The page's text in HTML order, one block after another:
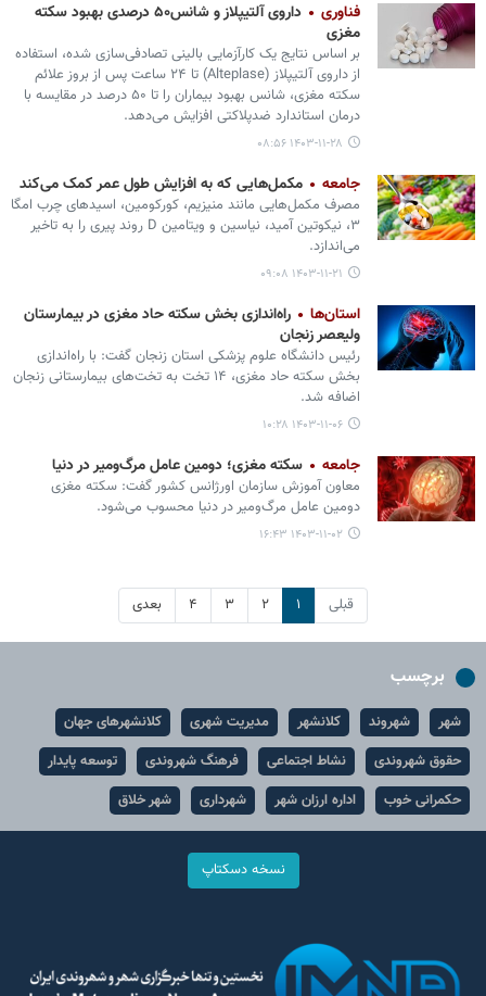
فناوری
داروی آلتیپلاز و شانس۵۰ درصدی بهبود سکته
مغزی
بر اساس نتایج یک کارآزمایی بالینی تصادفی‌سازی شده، استفاده
از داروی آلتیپلاز (Alteplase) تا ۲۴ ساعت پس از بروز علائم
سکته مغزی، شانس بهبود بیماران را تا ۵۰ درصد در مقایسه با
درمان استاندارد ضدپلاکتی افزایش می‌دهد.
۱۴۰۳-۱۱-۲۸ ۰۸:۵۶
جامعه مکمل‌هایی که به افزایش طول عمر کمک می‌کند
مصرف مکمل‌هایی مانند منیزیم، کورکومین، اسیدهای چرب امگا
۳، نیکوتین آمید، نیاسین و ویتامین D روند پیری را به تاخیر
می‌اندازد.
۱۴۰۳-۱۱-۲۱ ۰۹:۰۸
استان‌ها
راه‌اندازی بخش سکته حاد مغزی در بیمارستان
ولیعصر زنجان
رئیس دانشگاه علوم پزشکی استان زنجان گفت: با راه‌اندازی
بخش سکته حاد مغزی، ۱۴ تخت به تخت‌های بیمارستانی زنجان
اضافه شد.
۱۴۰۳-۱۱-۰۶ ۱۰:۲۸
جامعه سکته مغزی؛ دومین عامل مرگ‌ومیر در دنیا
معاون آموزش سازمان اورژانس کشور گفت: سکته مغزی
دومین عامل مرگ‌ومیر در دنیا محسوب می‌شود.
۱۴۰۳-۱۱-۰۲ ۱۶:۴۳
قبلی ۱ ۲ ۳ ۴ بعدی
برچسب
شهر شهروند کلانشهر مدیریت شهری
کلانشهرهای جهان
حقوق شهروندی
نشاط اجتماعی فرهنگ شهروندی
توسعه پایدار
حکمرانی خوب
اداره ارزان شهر شهرداری شهر خلاق
نسخه دسکتاپ